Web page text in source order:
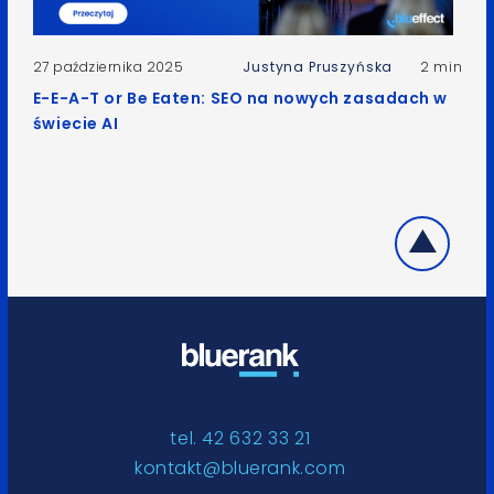
27 października 2025 Justyna Pruszyńska 2 min
E-E-A-T or Be Eaten: SEO na nowych zasadach w
świecie AI
tel. 42 632 33 21
kontakt@bluerank.com